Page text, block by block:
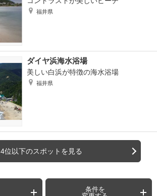
福井県
ダイヤ浜海水浴場
美しい白浜が特徴の海水浴場
福井県
4位以下のスポットを見る
条件を